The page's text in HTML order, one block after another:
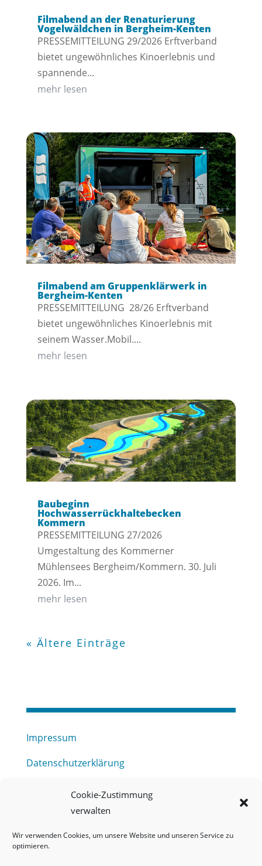
Cookie-Zustimmung
verwalten
Wir verwenden Cookies, um unsere Website und unseren Service zu
optimieren.
Filmabend an der Renaturierung
Vogelwäldchen in Bergheim-Kenten
PRESSEMITTEILUNG 29/2026 Erftverband
bietet ungewöhnliches Kinoerlebnis und
spannende...
mehr lesen
Filmabend am Gruppenklärwerk in
Bergheim-Kenten
PRESSEMITTEILUNG 28/26 Erftverband
bietet ungewöhnliches Kinoerlebnis mit
seinem Wasser.Mobil....
mehr lesen
Baubeginn
Hochwasserrückhaltebecken
Kommern
PRESSEMITTEILUNG 27/2026
Umgestaltung des Kommerner
Mühlensees Bergheim/Kommern. 30. Juli
2026. Im...
mehr lesen
« Ältere Einträge
Impressum
Datenschutzerklärung
Haftungsausschluss
Barrierefreiheitserklärung
Meldestelle (HinSchG) des Erftverbandes